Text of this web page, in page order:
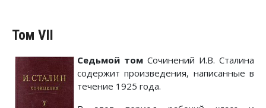
Том VII
Седьмой том Сочинений И.В. Сталина
содержит произведения, написанные в
течение 1925 года.